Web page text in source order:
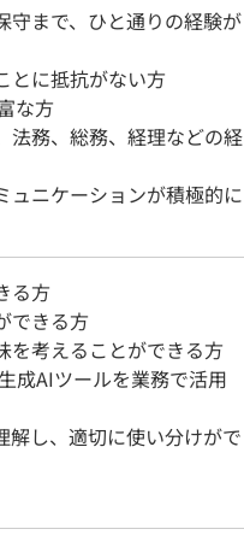
守まで、ひと通りの経験が
とに抵抗がない方
な方
法務、総務、経理などの経
ュニケーションが積極的に
る方
できる方
を考えることができる方
成AIツールを業務で活用
解し、適切に使い分けがで